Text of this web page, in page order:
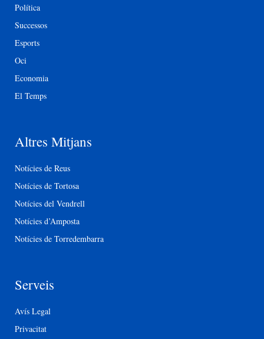
Política
Successos
Esports
Oci
Economia
El Temps
Altres Mitjans
Notícies de Reus
Notícies de Tortosa
Notícies del Vendrell
Notícies d’Amposta
Notícies de Torredembarra
Serveis
Avís Legal
Privacitat